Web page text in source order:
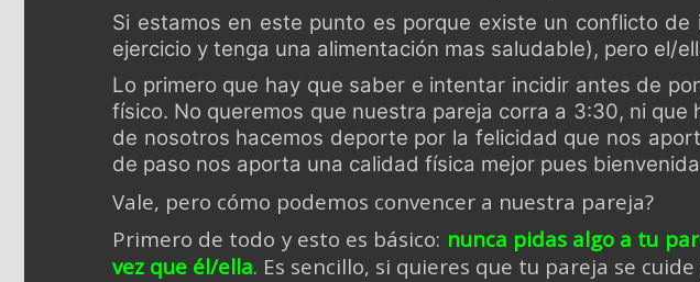
Si estamos en este punto es porque existe un conflicto
ejercicio y tenga una alimentación mas saludable), pero el/
Lo primero que hay que saber e intentar incidir antes de
físico. No queremos que nuestra pareja corra a 3:30, ni
de nosotros hacemos deporte por la felicidad que nos
de paso nos aporta una calidad física mejor pues
Vale, pero cómo podemos convencer a nuestra pareja?
Primero de todo y esto es básico: nunca pidas algo a tu
vez que él/ella. Es sencillo, si quieres que tu pareja se